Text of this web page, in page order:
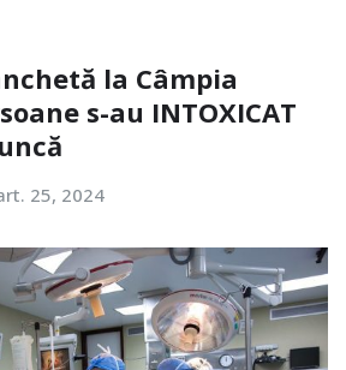
la Câmpia
s-au INTOXICAT
25, 2024